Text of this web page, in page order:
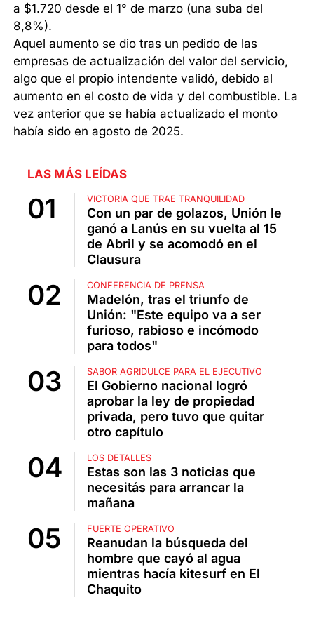
a $1.720 desde el 1° de marzo (una suba del
8,8%).
Aquel aumento se dio tras un pedido de las
empresas de actualización del valor del servicio,
algo que el propio intendente validó, debido al
aumento en el costo de vida y del combustible. La
vez anterior que se había actualizado el monto
había sido en agosto de 2025.
LAS MÁS LEÍDAS
VICTORIA QUE TRAE TRANQUILIDAD
Con un par de golazos, Unión le
ganó a Lanús en su vuelta al 15
de Abril y se acomodó en el
Clausura
CONFERENCIA DE PRENSA
Madelón, tras el triunfo de
Unión: "Este equipo va a ser
furioso, rabioso e incómodo
para todos"
SABOR AGRIDULCE PARA EL EJECUTIVO
El Gobierno nacional logró
aprobar la ley de propiedad
privada, pero tuvo que quitar
otro capítulo
LOS DETALLES
Estas son las 3 noticias que
necesitás para arrancar la
mañana
FUERTE OPERATIVO
Reanudan la búsqueda del
hombre que cayó al agua
mientras hacía kitesurf en El
Chaquito